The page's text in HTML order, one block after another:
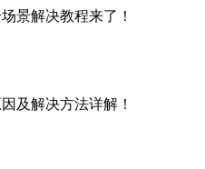
景解决教程来了！
及解决方法详解！